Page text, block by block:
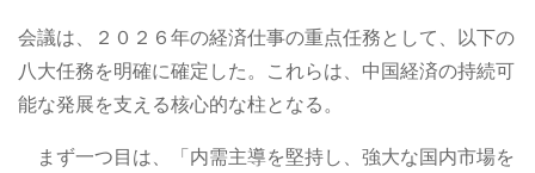
会議は、２０２６年の経済仕事の重点任務として、以下の
八大任務を明確に確定した。これらは、中国経済の持続可
能な発展を支える核心的な柱となる。
まず一つ目は、「内需主導を堅持し、強大な国内市場を